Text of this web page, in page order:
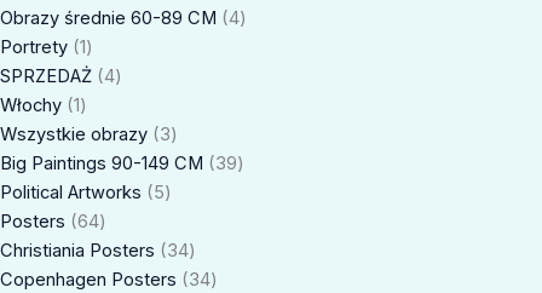
Obrazy średnie 60-89 CM
4
Portrety 1
SPRZEDAŻ 4
Włochy 1
Wszystkie obrazy
3
Big Paintings 90-149 CM
39
Political Artworks
5
Posters
64
Christiania Posters
34
Copenhagen Posters
34